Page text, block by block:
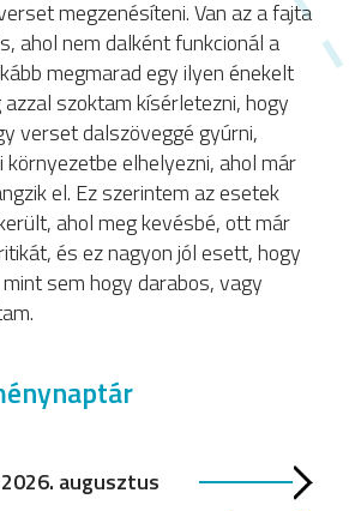
megzenésíteni. Van az a fajta
ahol nem dalként funkcionál a
megmarad egy ilyen énekelt
szoktam kísérletezni, hogy
verset dalszöveggé gyúrni,
elhelyezni, ahol már
el. Ez szerintem az esetek
ahol meg kevésbé, ott már
és ez nagyon jól esett, hogy
sem hogy darabos, vagy
2026. augusztus